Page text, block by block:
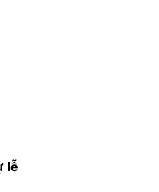
lễ